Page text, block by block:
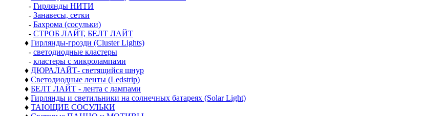
- Гирлянды НИТИ
- Занавесы, сетки
- Бахрома (сосульки)
- СТРОБ ЛАЙТ, БЕЛТ ЛАЙТ
♦ Гирлянды-грозди (Cluster Lights)
- светодиодные кластеры
- кластеры с микролампами
♦ ДЮРАЛАЙТ- светящийся шнур
♦ Светодиодные ленты (Ledstrip)
♦ БЕЛТ ЛАЙТ - лента с лампами
♦ Гирлянды и светильники на солнечных батареях (Solar Light)
♦ ТАЮЩИЕ СОСУЛЬКИ